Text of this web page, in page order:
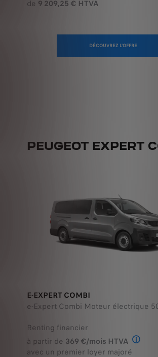
DÉCOUVREZ L'OFFRE
e-Expert Combi Moteur électrique
à partir de369 €/mois HTVA
Offre
avec un premier loyer majoré
de8 350,00 € HTVA